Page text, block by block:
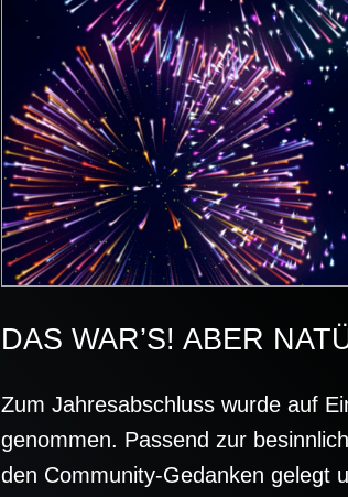
DAS WAR’S! ABER
Zum Jahresabschluss wurde auf
genommen. Passend zur
den Community-Gedanken gelegt